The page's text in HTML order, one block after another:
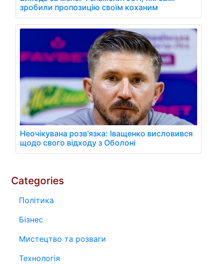
зробили пропозицію своїм коханим
Неочікувана розв'язка: Іващенко висловився
щодо свого відходу з Оболоні
Categories
Політика
Бізнес
Мистецтво та розваги
Технологія